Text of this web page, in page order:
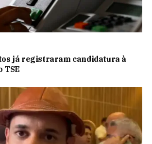
já registraram candidatura à
TSE